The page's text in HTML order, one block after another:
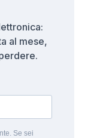
al mese,
Se sei